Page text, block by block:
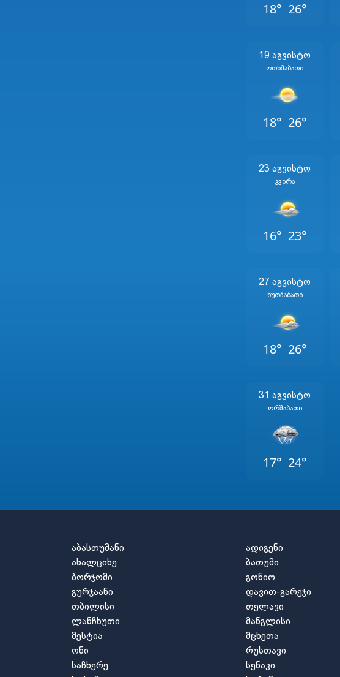
18° 26°
19 Აგვისტო
Ოთხშაბათი
18° 26°
23 Აგვისტო
Კვირა
16° 23°
27 Აგვისტო
Ხუთშაბათი
18° 26°
31 Აგვისტო
Ორშაბათი
17° 24°
აბასთუმანი ადიგენი
ახალციხე
ბათუმი
ბორჯომი
გონიო
გურჯაანი
დავით-გარეჯი
თბილისი
თელავი
ლანჩხუთი
მანგლისი
მესტია
მცხეთა
ონი
რუსთავი
საჩხერე
სენაკი